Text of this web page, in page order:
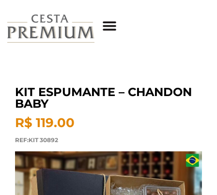
KIT ESPUMANTE – CHANDON
BABY
R$ 119.00
REF:KIT 30892